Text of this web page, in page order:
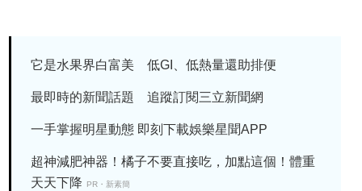
它是水果界白富美 低GI、低熱量還助排便
最即時的新聞話題 追蹤訂閱三立新聞網
一手掌握明星動態 即刻下載娛樂星聞APP
超神減肥神器！橘子不要直接吃，加點這個！體重
天天下降
PR・新素簡